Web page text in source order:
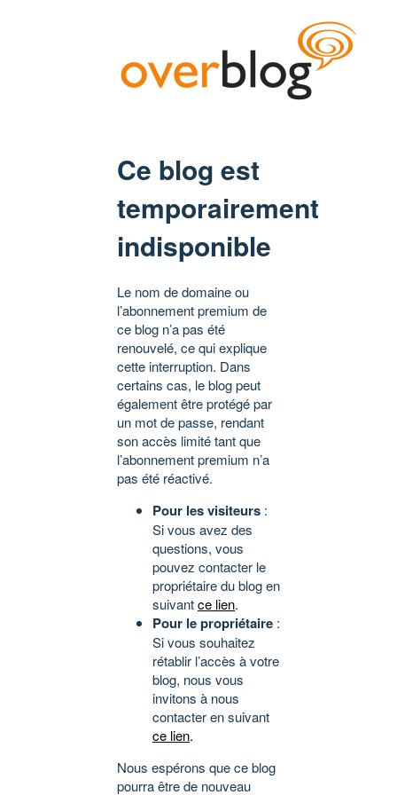
Ce blog est
temporairement
indisponible
Le nom de domaine ou
l’abonnement premium de
ce blog n’a pas été
renouvelé, ce qui explique
cette interruption. Dans
certains cas, le blog peut
également être protégé par
un mot de passe, rendant
son accès limité tant que
l’abonnement premium n’a
pas été réactivé.
Pour les visiteurs :
Si vous avez des
questions, vous
pouvez contacter le
propriétaire du blog en
suivantce lien.
Pour le propriétaire :
Si vous souhaitez
rétablir l’accès à votre
blog, nous vous
invitons à nous
contacter en suivant
ce lien.
Nous espérons que ce blog
pourra être de nouveau